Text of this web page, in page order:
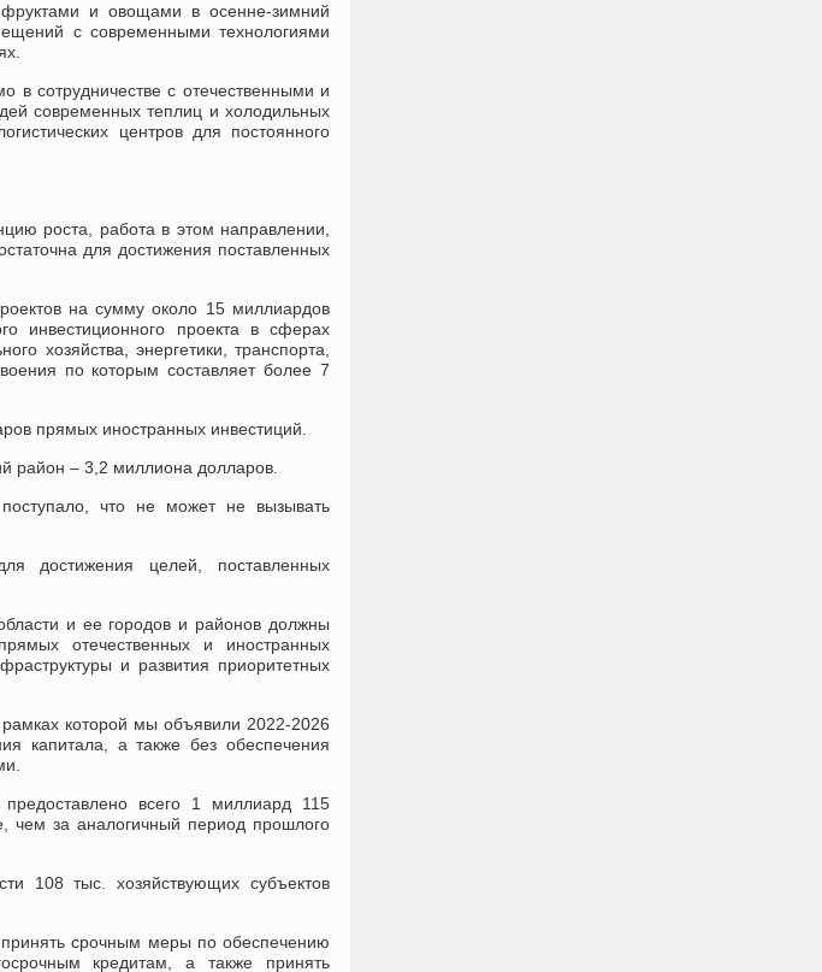
фруктами и овощами в осенне-зимний
с современными технологиями
в сотрудничестве с отечественными и
современных теплиц и холодильных
центров для постоянного
роста, работа в этом направлении,
для достижения поставленных
на сумму около 15 миллиардов
инвестиционного проекта в сферах
хозяйства, энергетики, транспорта,
по которым составляет более 7
прямых иностранных инвестиций.
район – 3,2 миллиона долларов.
что не может не вызывать
достижения целей, поставленных
и ее городов и районов должны
отечественных и иностранных
и развития приоритетных
рамках которой мы объявили 2022-2026
капитала, а также без обеспечения
всего 1 миллиард 115
чем за аналогичный период прошлого
108 тыс. хозяйствующих субъектов
срочным меры по обеспечению
кредитам, а также принять